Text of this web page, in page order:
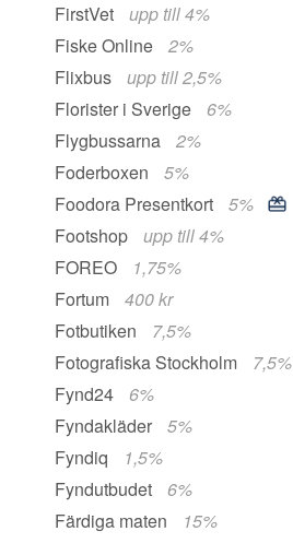
FirstVet
upp till 4%
Fiske Online
2%
Flixbus
upp till 2,5%
Florister i Sverige
6%
Flygbussarna
2%
Foderboxen
5%
Foodora Presentkort
5%
Footshop
upp till 4%
FOREO
1,75%
Fortum
400 kr
Fotbutiken
7,5%
Fotografiska Stockholm
7,5%
Fynd24
6%
Fyndakläder
5%
Fyndiq
1,5%
Fyndutbudet
6%
Färdiga maten
15%